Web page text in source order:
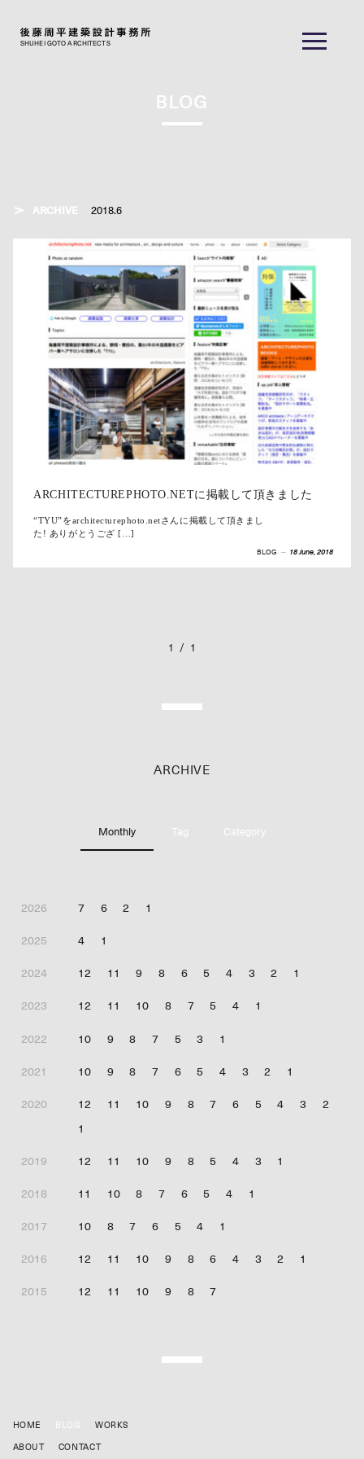
SHUHEI GOTO ARCHITECTS
BLOG
ARCHIVE 2018.6
ARCHITECTUREPHOTO.NETに掲載して頂きました
“TYU”をarchitecturephoto.netさんに掲載して頂きまし
た! ありがとうござ […]
BLOG -- 18 June, 2018
1 / 1
ARCHIVE
Monthly Tag Category
2026 7 6 2 1
2025 4 1
2024 12 11 9 8 6 5 4 3 2 1
2023 12 11 10 8 7 5 4 1
2022 10 9 8 7 5 3 1
2021 10 9 8 7 6 5 4 3 2 1
2020 12 11 10 9 8 7 6 5 4 3
2
1
2019 12 11 10 9 8 5 4 3 1
2018 11 10 8 7 6 5 4 1
2017 10 8 7 6 5 4 1
2016 12 11 10 9 8 6 4 3 2 1
2015 12 11 10 9 8 7
HOME BLOG
WORKS
ABOUT
CONTACT